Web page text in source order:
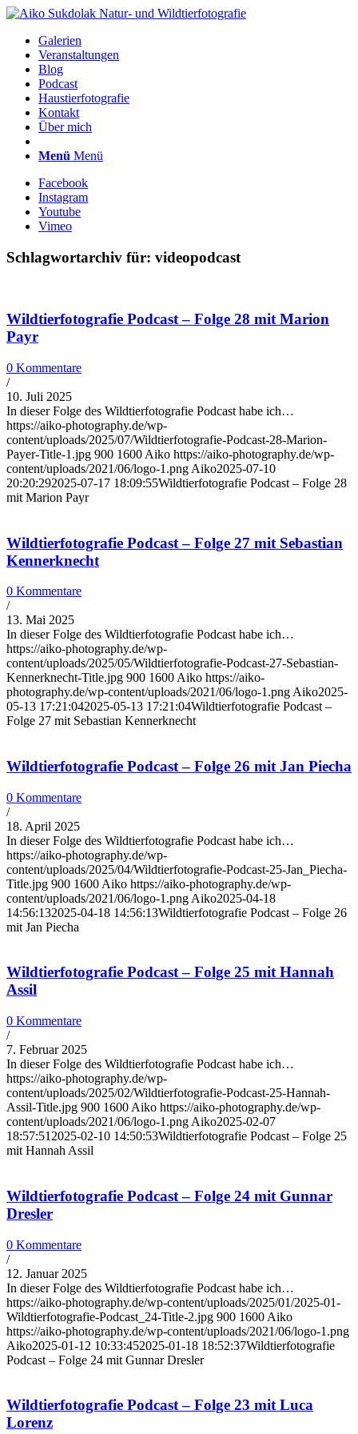
Galerien
Veranstaltungen
Blog
Podcast
Haustierfotografie
Kontakt
Über mich
Menü Menü
Facebook
Instagram
Youtube
Vimeo
Schlagwortarchiv für: videopodcast
Wildtierfotografie Podcast – Folge 28 mit Marion
Payr
0 Kommentare
/
10. Juli 2025
In dieser Folge des Wildtierfotografie Podcast habe ich…
https://aiko-photography.de/wp-
content/uploads/2025/07/Wildtierfotografie-Podcast-28-Marion-
Payer-Title-1.jpg 900 1600 Aiko https://aiko-photography.de/wp-
content/uploads/2021/06/logo-1.png Aiko2025-07-10
20:20:292025-07-17 18:09:55Wildtierfotografie Podcast – Folge 28
mit Marion Payr
Wildtierfotografie Podcast – Folge 27 mit Sebastian
Kennerknecht
0 Kommentare
/
13. Mai 2025
In dieser Folge des Wildtierfotografie Podcast habe ich…
https://aiko-photography.de/wp-
content/uploads/2025/05/Wildtierfotografie-Podcast-27-Sebastian-
Kennerknecht-Title.jpg 900 1600 Aiko https://aiko-
photography.de/wp-content/uploads/2021/06/logo-1.png Aiko2025-
05-13 17:21:042025-05-13 17:21:04Wildtierfotografie Podcast –
Folge 27 mit Sebastian Kennerknecht
Wildtierfotografie Podcast – Folge 26 mit Jan Piecha
0 Kommentare
/
18. April 2025
In dieser Folge des Wildtierfotografie Podcast habe ich…
https://aiko-photography.de/wp-
content/uploads/2025/04/Wildtierfotografie-Podcast-25-Jan_Piecha-
Title.jpg 900 1600 Aiko https://aiko-photography.de/wp-
content/uploads/2021/06/logo-1.png Aiko2025-04-18
14:56:132025-04-18 14:56:13Wildtierfotografie Podcast – Folge 26
mit Jan Piecha
Wildtierfotografie Podcast – Folge 25 mit Hannah
Assil
0 Kommentare
/
7. Februar 2025
In dieser Folge des Wildtierfotografie Podcast habe ich…
https://aiko-photography.de/wp-
content/uploads/2025/02/Wildtierfotografie-Podcast-25-Hannah-
Assil-Title.jpg 900 1600 Aiko https://aiko-photography.de/wp-
content/uploads/2021/06/logo-1.png Aiko2025-02-07
18:57:51 2025-02-10 14:50:53Wildtierfotografie Podcast – Folge 25
mit Hannah Assil
Wildtierfotografie Podcast – Folge 24 mit Gunnar
Dresler
0 Kommentare
/
12. Januar 2025
In dieser Folge des Wildtierfotografie Podcast habe ich…
https://aiko-photography.de/wp-content/uploads/2025/01/2025-01-
Wildtierfotografie-Podcast_24-Title-2.jpg 900 1600 Aiko
https://aiko-photography.de/wp-content/uploads/2021/06/logo-1.png
Aiko2025-01-12 10:33:452025-01-18 18:52:37Wildtierfotografie
Podcast – Folge 24 mit Gunnar Dresler
Wildtierfotografie Podcast – Folge 23 mit Luca
Lorenz